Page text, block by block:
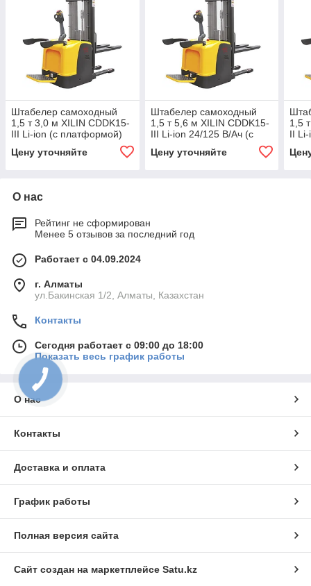
Штабелер самоходный
1,5 т 3,0 м XILIN CDDK15-
III Li-ion (с платформой)
Цену уточняйте
Штабелер самоходный
1,5 т 5,6 м XILIN CDDK15-
III Li-ion 24/125 В/Ач (с
Цену уточняйте
1,5
II
О нас
Рейтинг не сформирован
Менее 5 отзывов за последний год
Работает с 04.09.2024
г. Алматы
ул.Бакинская 1/2, Алматы, Казахстан
Контакты
Сегодня работает с 09:00 до 18:00
Показать весь график работы
О нас
Контакты
Доставка и оплата
График работы
Полная версия сайта
Сайт создан на маркетплейсе Satu.kz